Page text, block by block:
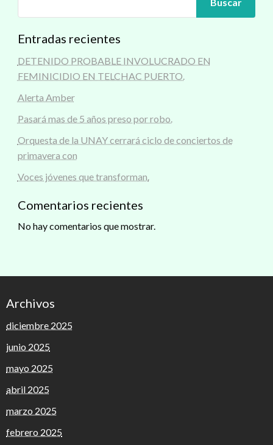
Buscar
Entradas recientes
DETENIDO PROBABLE INVOLUCRADO EN
FEMINICIDIO EN TELCHAC PUERTO.
Alerta Amber
Pasará mas de 5 años preso por robo.
Orquesta de la UNAY cerrará ciclo de conciertos de
primavera con
Voces jóvenes que transforman.
Comentarios recientes
No hay comentarios que mostrar.
Archivos
diciembre 2025
junio 2025
mayo 2025
abril 2025
marzo 2025
febrero 2025